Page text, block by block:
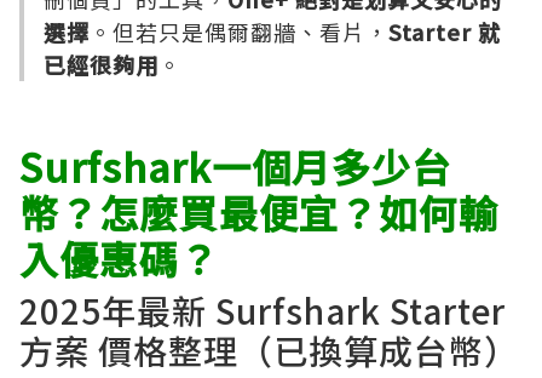
選擇 。但若只是偶爾翻牆、看片， Starter 就
已經很夠用 。
Surfshark一個月多少台
幣？怎麼買最便宜？如何輸
入優惠碼？
2025年最新 Surfshark Starter
方案 價格整理（已換算成台幣）